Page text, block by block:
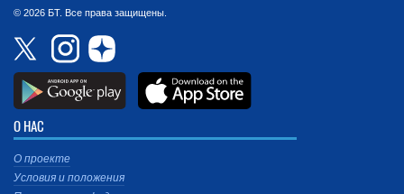
© 2026 БТ. Все права защищены.
О НАС
О проекте
Условия и положения